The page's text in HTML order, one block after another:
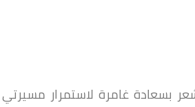
بسعادة غامرة لاستمرار مسيرتي